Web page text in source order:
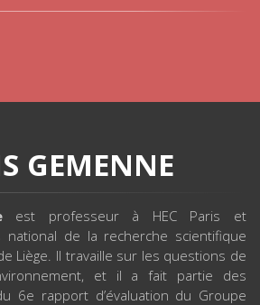
GEMENNE
est professeur à HEC Paris et
national de la recherche scientifique
Liège. Il travaille sur les questions de
et il a fait partie des
6e rapport d’évaluation du Groupe